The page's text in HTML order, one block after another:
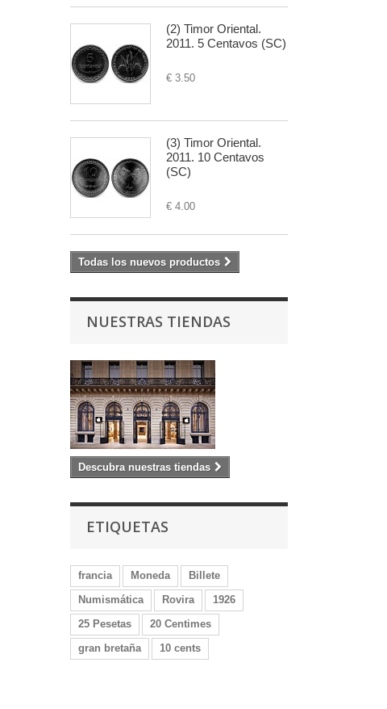
(2) Timor Oriental.
2011. 5 Centavos (SC)
€ 3.50
(3) Timor Oriental.
2011. 10 Centavos
(SC)
€ 4.00
Todas los nuevos productos
NUESTRAS TIENDAS
Descubra nuestras tiendas
ETIQUETAS
francia Moneda
Billete
Numismática
Rovira
1926
25 Pesetas
20 Centimes
gran bretaña
10 cents